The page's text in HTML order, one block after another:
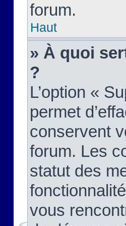
forum.
Haut
» À quoi
?
L’option «
permet
conservent
forum. Les
statut des
vous